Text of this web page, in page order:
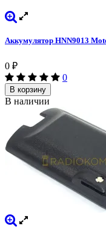
Аккумулятор HNN9013
0 ₽
0
В корзину
В наличии